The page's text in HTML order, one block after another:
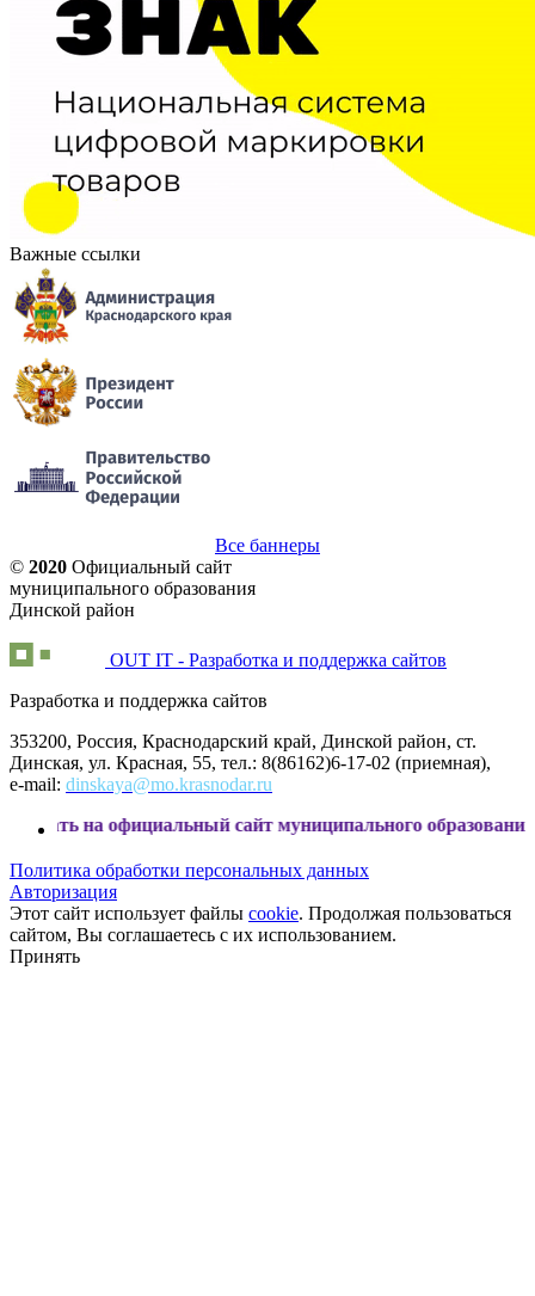
Важные ссылки
Все баннеры
© 2020 Официальный сайт
муниципального образования
Динской район
OUT IT - Разработка и поддержка сайтов
Разработка и поддержка сайтов
353200, Россия, Краснодарский край, Динской район, ст.
Динская, ул. Красная, 55, тел.: 8(86162)6-17-02 (приемная),
e-mail: dinskaya@mo.krasnodar.ru
официальный сайт муниципального образования Динской
Политика обработки персональных данных
Авторизация
Этот сайт использует файлы cookie. Продолжая пользоваться
сайтом, Вы соглашаетесь с их использованием.
Принять